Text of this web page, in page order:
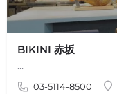
BIKINI 赤坂
…
03-5114-8500